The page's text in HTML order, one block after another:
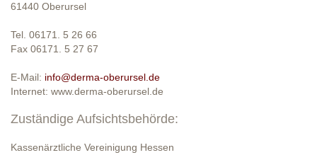
61440 Oberursel
Tel. 06171. 5 26 66
Fax 06171. 5 27 67
E-Mail: info@derma-oberursel.de
Internet: www.derma-oberursel.de
Zuständige Aufsichtsbehörde:
Kassenärztliche Vereinigung Hessen